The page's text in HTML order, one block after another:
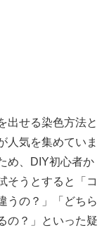
出せる染色方法と
人気を集めていま
め、DIY初心者か
そうとすると「コ
うの？」「どちら
の？」といった疑